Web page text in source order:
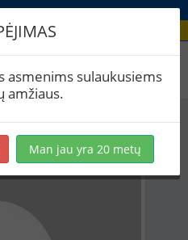
asmenims sulaukusiems
amžiaus.
Man jau yra 20 metų